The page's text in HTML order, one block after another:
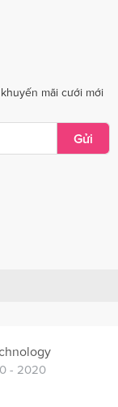
mãi cưới mới
Gửi
- 2020